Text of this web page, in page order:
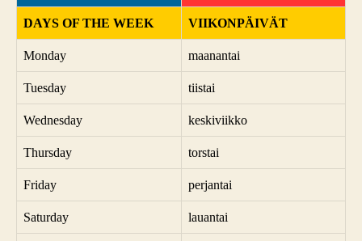
DAYS OF THE WEEK VIIKONPÄIVÄT
Monday maanantai
Tuesday tiistai
Wednesday keskiviikko
Thursday torstai
Friday perjantai
Saturday lauantai